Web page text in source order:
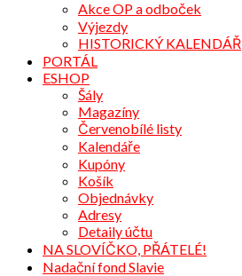
Akce OP a odboček
Výjezdy
HISTORICKÝ KALENDÁŘ
PORTÁL
ESHOP
Šály
Magazíny
Červenobílé listy
Kalendáře
Kupóny
Košík
Objednávky
Adresy
Detaily účtu
NA SLOVÍČKO, PŘÁTELÉ!
Nadační fond Slavie